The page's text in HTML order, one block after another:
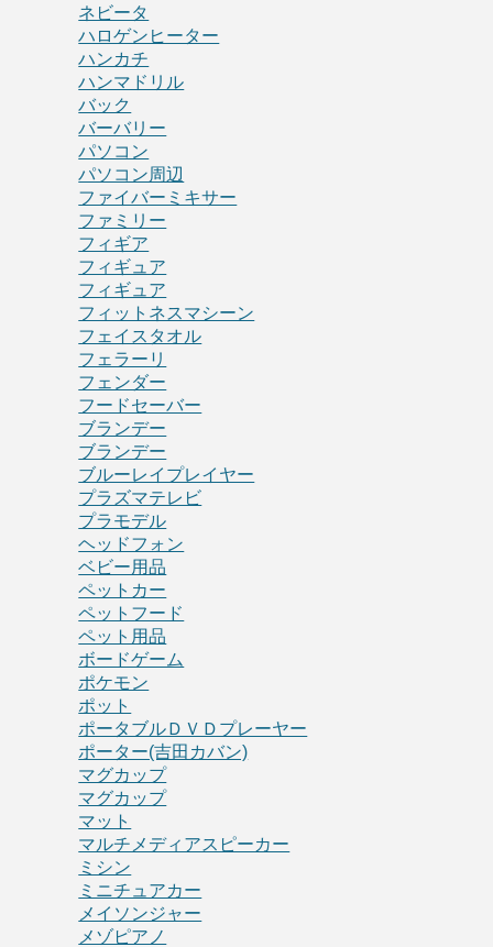
ネビータ
ハロゲンヒーター
ハンカチ
ハンマドリル
バック
バーバリー
パソコン
パソコン周辺
ファイバーミキサー
ファミリー
フィギア
フィギュア
フィギュア
フィットネスマシーン
フェイスタオル
フェラーリ
フェンダー
フードセーバー
ブランデー
ブランデー
ブルーレイプレイヤー
プラズマテレビ
プラモデル
ヘッドフォン
ベビー用品
ペットカー
ペットフード
ペット用品
ボードゲーム
ポケモン
ポット
ポータブルＤＶＤプレーヤー
ポーター(吉田カバン)
マグカップ
マグカップ
マット
マルチメディアスピーカー
ミシン
ミニチュアカー
メイソンジャー
メゾピアノ